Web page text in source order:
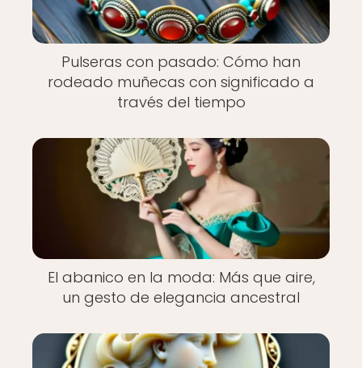
Pulseras con pasado: Cómo han
rodeado muñecas con significado a
través del tiempo
El abanico en la moda: Más que aire,
un gesto de elegancia ancestral